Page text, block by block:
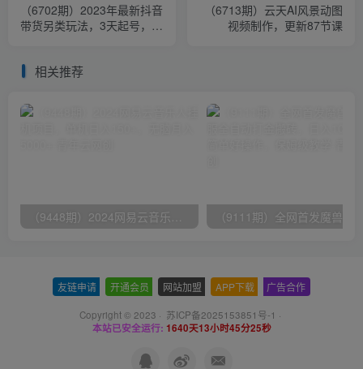
（6702期）2023年最新抖音
带货另类玩法，3天起号，月
（6713期）云天AI风景动图
视频制作，更新87节课
相关推荐
友链申请 开通会员 网站加盟 APP下载 广告合作
Copyright © 2023 · 苏ICP备2025153851号-1 ·
本站已安全运行: 1640天13小时45分25秒